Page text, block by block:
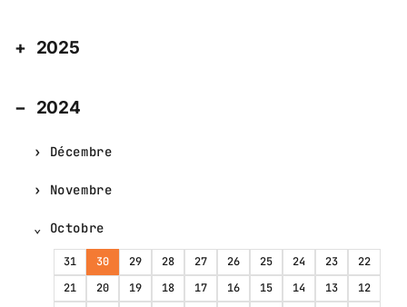
2025
2024
Décembre
Novembre
Octobre
31 30 29 28 27 26 25 24 23
22
21
20 19 18 17 16 15 14 13
12